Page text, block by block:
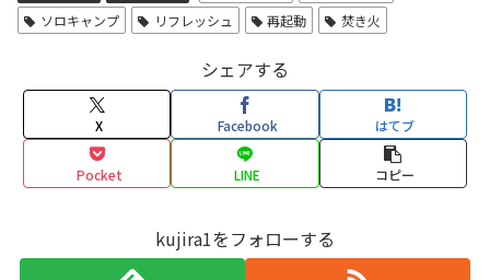
ソロキャンプ
リフレッシュ 再起動 焚き火
シェアする
X Facebook はてブ
Pocket LINE コピー
kujira1をフォローする